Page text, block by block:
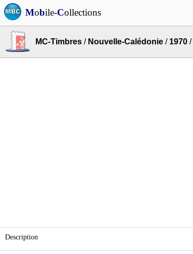
Mobile-Collections
MC-Timbres / Nouvelle-Calédonie / 1970 /
Description